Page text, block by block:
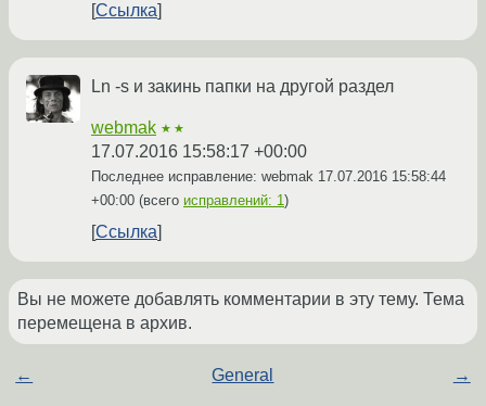
Ссылка
Ln -s и закинь папки на другой раздел
webmak ★★
17.07.2016 15:58:17 +00:00
Последнее исправление: webmak 17.07.2016 15:58:44
+00:00 (всего исправлений: 1)
Ссылка
Вы не можете добавлять комментарии в эту тему. Тема
перемещена в архив.
← General →